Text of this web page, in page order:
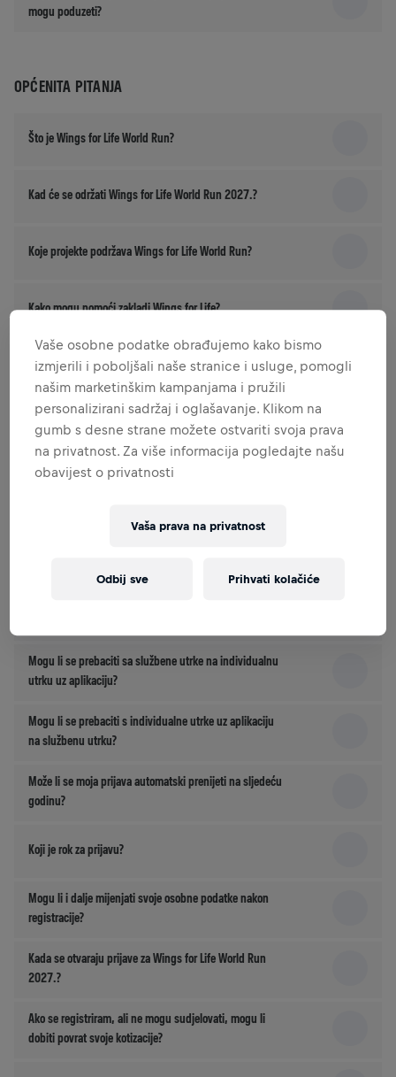
mogu poduzeti?
OPĆENITA PITANJA
Što je Wings for Life World Run?
Kad će se održati Wings for Life World Run 2027.?
Koje projekte podržava Wings for Life World Run?
Kako mogu pomoći zakladi Wings for Life?
Kamo ide moja startnina?
PRIJAVA
Mogu li se prebaciti sa službene utrke na individualnu
utrku uz aplikaciju?
Mogu li se prebaciti s individualne utrke uz aplikaciju
na službenu utrku?
Može li se moja prijava automatski prenijeti na sljedeću
godinu?
Koji je rok za prijavu?
Mogu li i dalje mijenjati svoje osobne podatke nakon
registracije?
Kada se otvaraju prijave za Wings for Life World Run
2027.?
Ako se registriram, ali ne mogu sudjelovati, mogu li
dobiti povrat svoje kotizacije?
Vaše osobne podatke obrađujemo kako bismo
izmjerili i poboljšali naše stranice i usluge, pomogli
našim marketinškim kampanjama i pružili
personalizirani sadržaj i oglašavanje. Klikom na
gumb s desne strane možete ostvariti svoja prava
na privatnost. Za više informacija pogledajte našu
obavijest o privatnosti
Vaša prava na privatnost
Odbij sve Prihvati kolačiće